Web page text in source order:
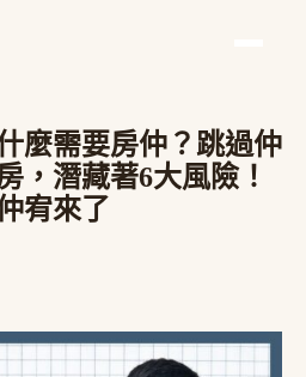
麼需要房仲？跳過仲
，潛藏著6大風險！
宥來了